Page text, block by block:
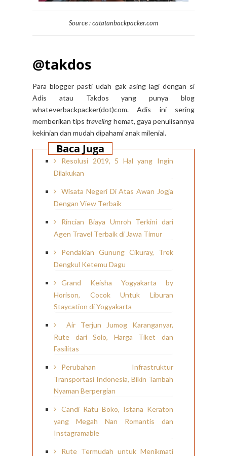
Source : catatanbackpacker.com
@takdos
Para blogger pasti udah gak asing lagi dengan si
Adis atau Takdos yang punya blog
whateverbackpacker(dot)com. Adis ini sering
memberikan tipstraveling hemat, gaya penulisannya
kekinian dan mudah dipahami anak milenial.
Baca Juga
Resolusi 2019, 5 Hal yang Ingin
Dilakukan
Wisata Negeri Di Atas Awan Jogja
Dengan View Terbaik
Rincian Biaya Umroh Terkini dari
Agen Travel Terbaik di Jawa Timur
Pendakian Gunung Cikuray, Trek
Dengkul Ketemu Dagu
Grand Keisha Yogyakarta by
Horison, Cocok Untuk Liburan
Staycation di Yogyakarta
Air Terjun Jumog Karanganyar,
Rute dari Solo, Harga Tiket dan
Fasilitas
Perubahan Infrastruktur
Transportasi Indonesia, Bikin Tambah
Nyaman Berpergian
Candi Ratu Boko, Istana Keraton
yang Megah Nan Romantis dan
Instagramable
Rute Termudah untuk Menikmati